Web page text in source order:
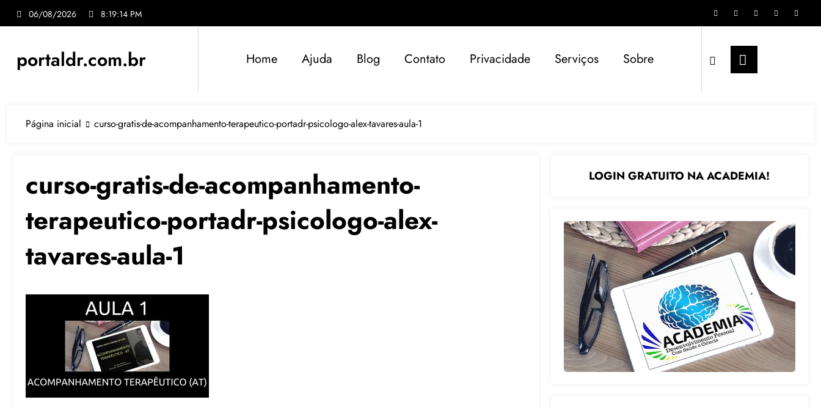
06/08/2026 8:19:15 PM
portaldr.com.br Home Ajuda Blog Contato Privacidade Serviços Sobre
Página inicial curso-gratis-de-acompanhamento-terapeutico-portadr-psicologo-alex-tavares-aula-1
curso-gratis-de-acompanhamento-
terapeutico-portadr-psicologo-alex-
tavares-aula-1
LOGIN GRATUITO NA ACADEMIA!